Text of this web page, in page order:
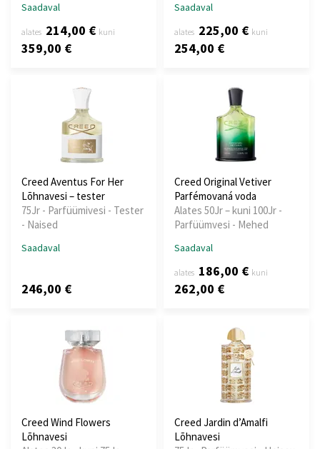
Saadaval
alates 214,00 € kuni
359,00 €
Saadaval
alates 225,00 € kuni
254,00 €
Creed Aventus For Her
Lõhnavesi – tester
75Jr - Parfüümivesi - Tester
- Naised
Saadaval
246,00 €
Creed Original Vetiver
Parfémovaná voda
Alates 50Jr – kuni 100Jr -
Parfüümvesi - Mehed
Saadaval
alates 186,00 € kuni
262,00 €
Creed Wind Flowers
Lõhnavesi
Creed Jardin d’Amalfi
Lõhnavesi